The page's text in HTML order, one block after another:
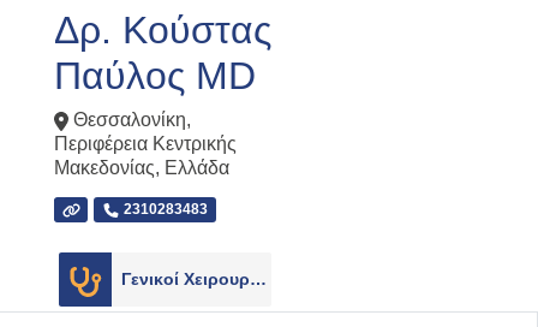
Δρ. Κούστας
Παύλος MD
Θεσσαλονίκη,
Περιφέρεια Κεντρικής
Μακεδονίας, Ελλάδα
2310283483
Γενικοί Χειρουργοί